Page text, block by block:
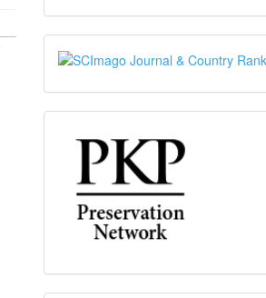
SJR
PKP